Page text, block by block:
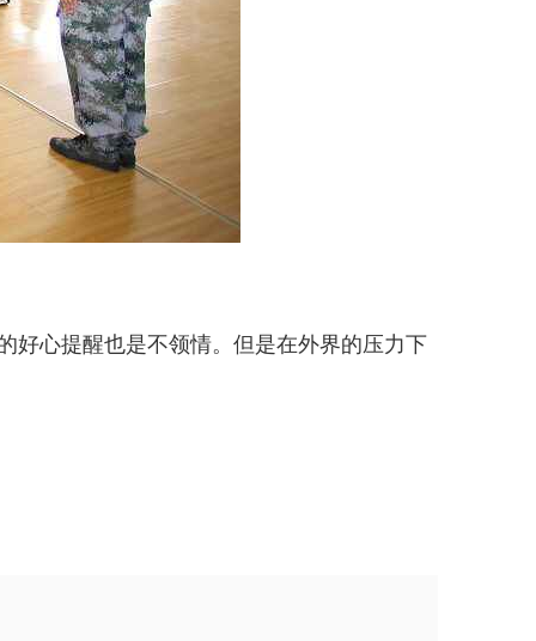
好心提醒也是不领情。但是在外界的压力下